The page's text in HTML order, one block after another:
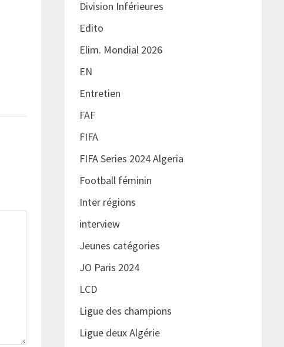
Division Inférieures
Edito
Elim. Mondial 2026
EN
Entretien
FAF
FIFA
FIFA Series 2024 Algeria
Football féminin
Inter régions
interview
Jeunes catégories
JO Paris 2024
LCD
Ligue des champions
Ligue deux Algérie